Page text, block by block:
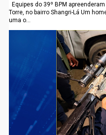
Equipes do 39º BPM
Torre, no bairro Shangri-Lá Um
uma o...